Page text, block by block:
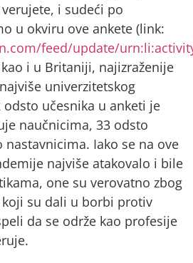
i sudeći po
u okviru ove ankete (link:
feed/update/
i u Britaniji, najizraženije
univerzitetskog
odsto učesnika u anketi je
naučnicima, 33 odsto
nastavnicima. Iako se na ove
najviše atakovalo i bile
one su verovatno zbog
su dali u borbi protiv
da se održe kao profesije